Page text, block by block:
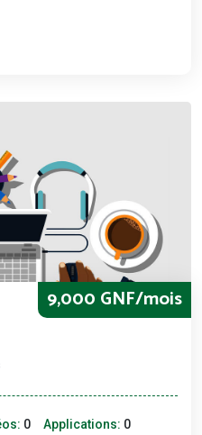
9,000 GNF/mois
0 Applications: 0